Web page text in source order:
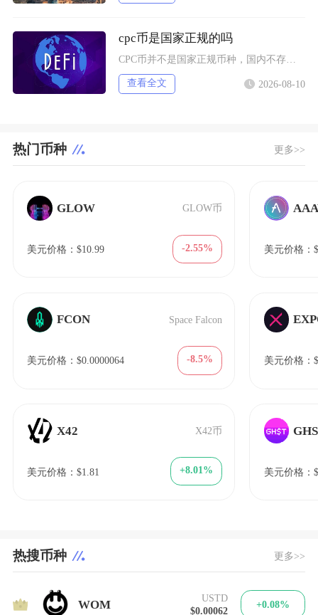
cpc币是国家正规的吗
查看全文 2026-08-10
热门币种 更多>>
GLOW GLOW币
美元价格：$10.99 -2.55%
FCON Space Falcon
美元价格：$0.0000064 -8.5%
X42 X42币
美元价格：$1.81 +8.01%
美元价格：
美元价格：
美元价格：
热搜币种 更多>>
1 WOM
USTD
$0.00062
+0.08%